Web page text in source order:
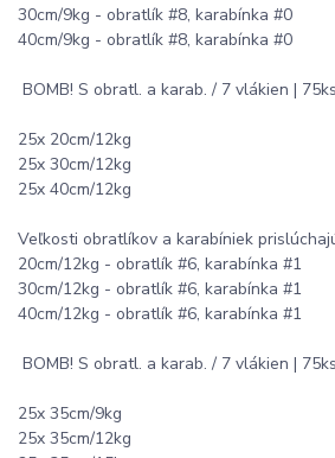
30cm/9kg - obratlík #8, karabínka #0
40cm/9kg - obratlík #8, karabínka #0
BOMB! S obratl. a karab. / 7 vlákien |
25x 20cm/12kg
25x 30cm/12kg
25x 40cm/12kg
Veľkosti obratlíkov a karabíniek
20cm/12kg - obratlík #6, karabínka #1
30cm/12kg - obratlík #6, karabínka #1
40cm/12kg - obratlík #6, karabínka #1
BOMB! S obratl. a karab. / 7 vlákien |
25x 35cm/9kg
25x 35cm/12kg